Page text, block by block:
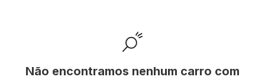
Não encontramos nenhum carro com